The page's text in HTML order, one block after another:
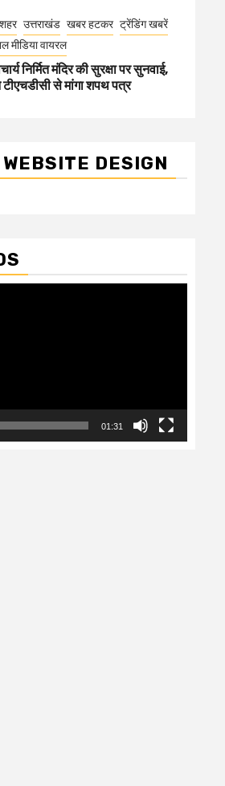
उत्तराखंड खबर हटकर ट्रेंडिंग खबरें
मीडिया वायरल
निर्मित मंदिर की सुरक्षा पर सुनवाई,
ने टीएचडीसी से मांगा शपथ पत्र
DESIGN
01:31